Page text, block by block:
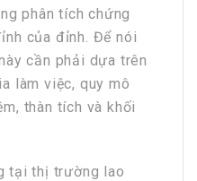
phân tích chứng
của đỉnh. Để nói
cần phải dựa trên
làm việc, quy mô
thàn tích và khối
tại thị trường lao